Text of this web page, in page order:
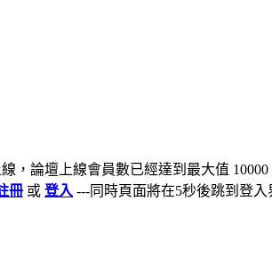
，論壇上線會員數已經達到最大值
冊 或 登入 ---同時頁面將在5秒後跳到登入